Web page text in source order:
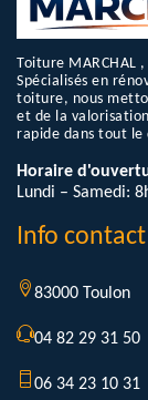
Toiture MARCHAL
Spécialisés en
toiture, nous
et de la
rapide dans tout
Horaire
Lundi – Samedi:
Info contact
83000 Toulon
04 82 29 31 50
06 34 23 10 31